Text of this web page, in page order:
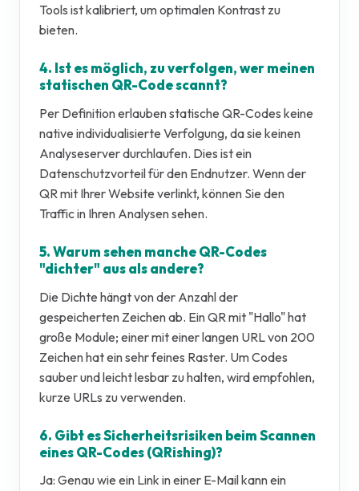
Tools ist kalibriert, um optimalen Kontrast zu
bieten.
4. Ist es möglich, zu verfolgen, wer meinen
statischen QR-Code scannt?
Per Definition erlauben statische QR-Codes keine
native individualisierte Verfolgung, da sie keinen
Analyseserver durchlaufen. Dies ist ein
Datenschutzvorteil für den Endnutzer. Wenn der
QR mit Ihrer Website verlinkt, können Sie den
Traffic in Ihren Analysen sehen.
5. Warum sehen manche QR-Codes
"dichter" aus als andere?
Die Dichte hängt von der Anzahl der
gespeicherten Zeichen ab. Ein QR mit "Hallo" hat
große Module; einer mit einer langen URL von 200
Zeichen hat ein sehr feines Raster. Um Codes
sauber und leicht lesbar zu halten, wird empfohlen,
kurze URLs zu verwenden.
6. Gibt es Sicherheitsrisiken beim Scannen
eines QR-Codes (QRishing)?
Ja: Genau wie ein Link in einer E-Mail kann ein